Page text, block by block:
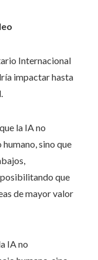
Internacional
impactar hasta
la IA no
sino que
que
de mayor valor
IA no